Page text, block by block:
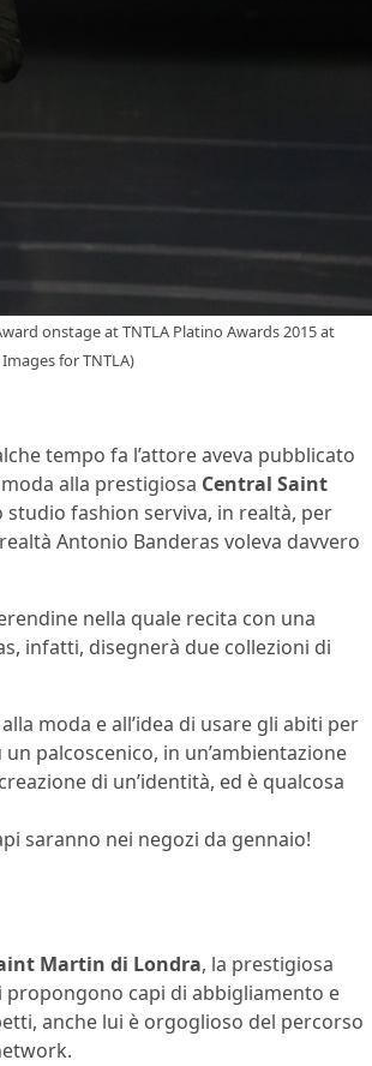
onstage at TNTLA Platino Awards 2015 at
for TNTLA)
tempo fa l’attore aveva pubblicato
alla prestigiosa Central Saint
studio fashion serviva, in realtà, per
Antonio Banderas voleva davvero
nella quale recita con una
infatti, disegnerà due collezioni di
moda e all’idea di usare gli abiti per
palcoscenico, in un’ambientazione
di un’identità, ed è qualcosa
saranno nei negozi da gennaio!
Martin di Londra, la prestigiosa
capi di abbigliamento e
anche lui è orgoglioso del percorso